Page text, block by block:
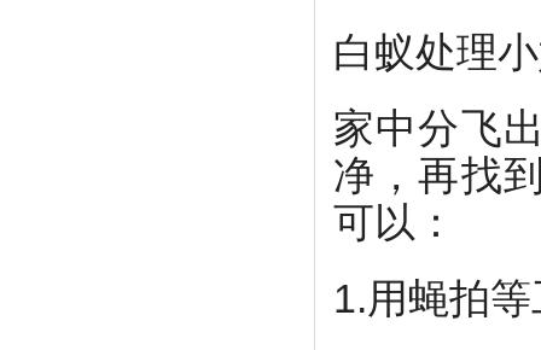
白蚁处理
家中分飞
净，再找
可以：
1.用蝇拍